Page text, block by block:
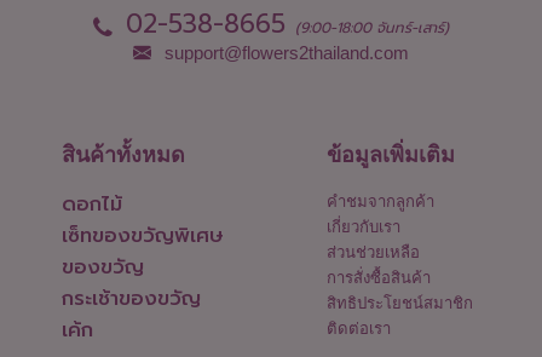
02-538-8665 (9:00-18:00 จันทร์-เสาร์)
support@flowers2thailand.com
สินค้าทั้งหมด
ดอกไม้
เซ็ทของขวัญพิเศษ
ของขวัญ
กระเช้าของขวัญ
เค้ก
ข้อมูลเพิ่มเติม
คำชมจากลูกค้า
เกี่ยวกับเรา
ส่วนช่วยเหลือ
การสั่งซื้อสินค้า
สิทธิประโยชน์สมาชิก
ติดต่อเรา